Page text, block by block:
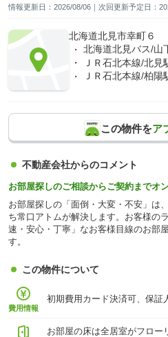
情報更新日：2026/08/06｜次回更新予定日：
北海道北見市幸町６
北海道北見バス/山
ＪＲ石北本線/北見
ＪＲ石北本線/柏陽
この物件をア
不動産会社からのコメント
お部屋探しのご相談からご契約までオ
お部屋探しの「面倒・大変・不安」は
ち常口アトムが解決します。お客様の
速・安心・丁寧」なお客様目線のお部
す。
この物件について
費用情報
初期費用カード決済可、保証
お部屋の床は全居室がフロー